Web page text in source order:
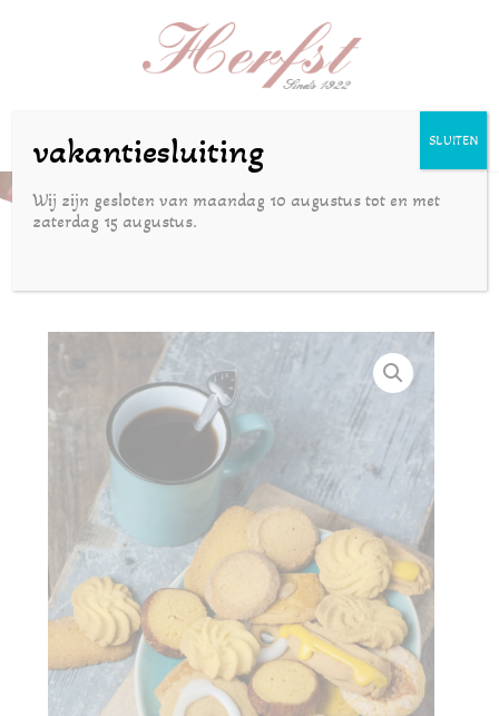
Gesorteerde roomboterkoekjes
vakantiesluiting
Wij zijn gesloten van maandag 10 augustus tot en met
zaterdag 15 augustus.
SLUITEN